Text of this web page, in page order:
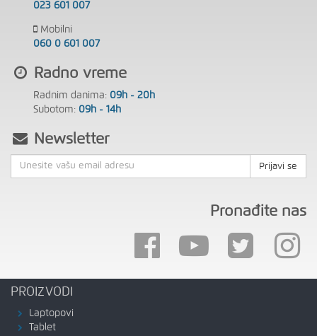
023 601 007
Mobilni
060 0 601 007
Radno vreme
Radnim danima: 09h - 20h
Subotom: 09h - 14h
Newsletter
Prijavi se
Pronađite nas
PROIZVODI
Laptopovi
Tablet